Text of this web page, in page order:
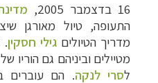
16 בדצמבר 2005,
התעופה, טיול מאורגן
מדריך הטיוליםגילי חסקין.
מטיילים וביניהם גם
לסרי לנקה. הם עוברים